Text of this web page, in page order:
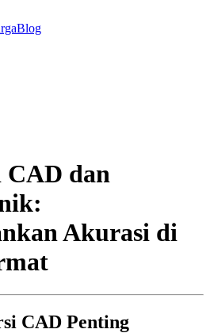
Blog
CAD dan
Akurasi di
CAD Penting